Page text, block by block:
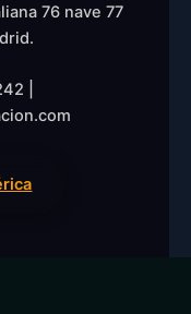
76 nave 77
|